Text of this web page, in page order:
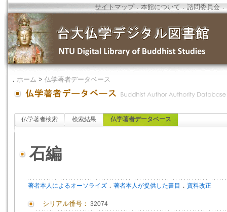
サイトマップ．本館について ．諮問委員会 ．
． ホーム > 仏学著者データベース
仏学著者検索 検索結果 仏学著者データベース
石編
著者本人によるオーソライズ ． 著者本人が提供した書目 ． 資料改正
シリアル番号： 32074